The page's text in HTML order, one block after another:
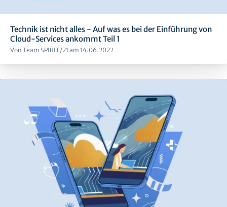
Technik ist nicht alles - Auf was es bei der Einführung von
Cloud-Services ankommt Teil 1
Von Team SPIRIT/21 am 14.06.2022